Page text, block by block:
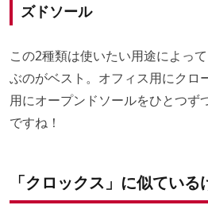
ズドソール
この2種類は使いたい用途によっ
ぶのがベスト。オフィス用にクロ
用にオープンドソールをひとつず
ですね！
「クロックス」に似てい